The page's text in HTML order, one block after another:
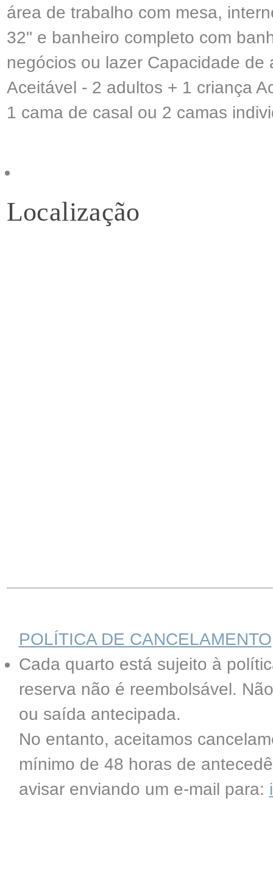
área de trabalho com mesa,
32" e banheiro completo com
negócios ou lazer Capacidade
Aceitável - 2 adultos + 1 criança
1 cama de casal ou 2 camas
Localização
POLÍTICA DE CANCELAMENTO
Cada quarto está sujeito à
reserva não é reembolsável.
ou saída antecipada.
No entanto, aceitamos
mínimo de 48 horas de
avisar enviando um e-mail para: